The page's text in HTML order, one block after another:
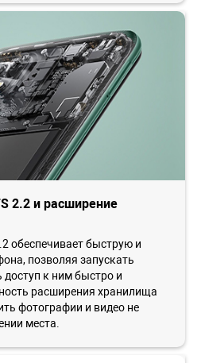
2.2 и расширение
обеспечивает быструю и
позволяя запускать
к ним быстро и
расширения хранилища
фотографии и видео не
места.